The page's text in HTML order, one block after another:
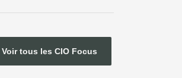
Voir tous les CIO Focus